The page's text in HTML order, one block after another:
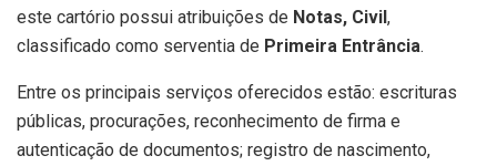
este cartório possui atribuições de Notas, Civil,
classificado como serventia de Primeira Entrância.
Entre os principais serviços oferecidos estão: escrituras
públicas, procurações, reconhecimento de firma e
autenticação de documentos; registro de nascimento,